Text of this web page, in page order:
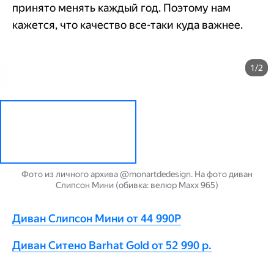
принято менять каждый год. Поэтому нам
кажется, что качество все-таки куда важнее.
1/2
Фото из личного архива @monartdedesign. На фото диван
Слипсон Мини (обивка: велюр Maxx 965)
Диван Слипсон Мини от 44 990Р
Диван Ситено Barhat Gold от 52 990 р.